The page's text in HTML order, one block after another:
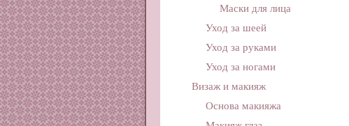
Маски для лица
Уход за шеей
Уход за руками
Уход за ногами
Визаж и макияж
Основа макияжа